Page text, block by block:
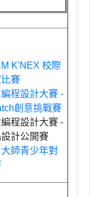
K'NEX 校際
賽
程設計大賽 -
創意挑戰賽
程設計大賽 -
計公開賽
師青少年對